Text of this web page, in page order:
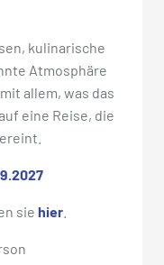
kulinarische
Atmosphäre
allem, was das
eine Reise, die
sie hier